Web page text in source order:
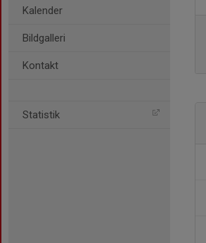
Kalender
Bildgalleri
Kontakt
Statistik